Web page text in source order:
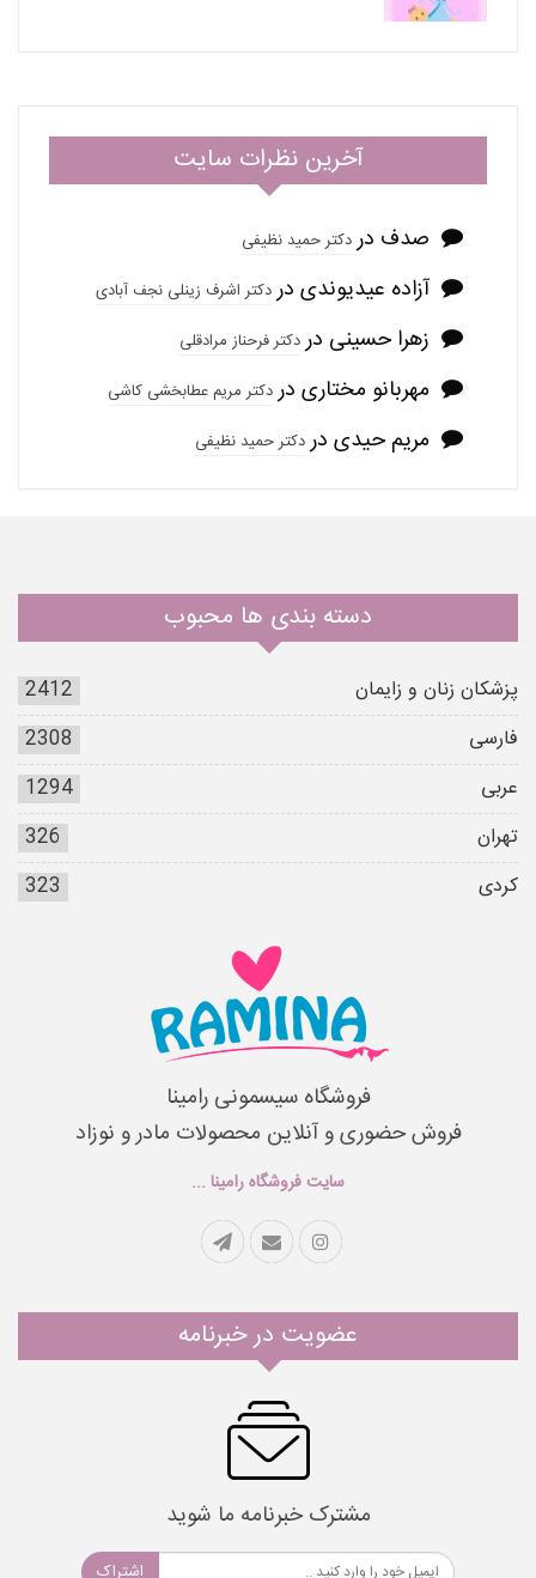
آخرین نظرات سایت
صدف دردکتر حمید نظیفی
آزاده عیدیوندی دردکتر اشرف زینلی نجف آبادی
زهرا حسینی دردکتر فرحناز مرادقلی
مهربانو مختاری دردکتر مریم عطابخشی کاشی
مریم حیدی دردکتر حمید نظیفی
دسته بندی ها محبوب
پزشکان زنان و زایمان
2412
فارسی
2308
عربی
1294
تهران
326
کردی
323
فروشگاه سیسمونی رامینا
فروش حضوری و آنلاین محصولات مادر و نوزاد
سایت فروشگاه رامینا ...
عضویت در خبرنامه
مشترک خبرنامه ما شوید
اشتراک